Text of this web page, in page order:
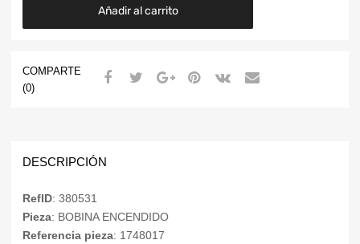
Añadir al carrito
COMPARTE
(0)
DESCRIPCIÓN
RefID: 380531
Pieza: BOBINA ENCENDIDO
Referencia pieza: 1748017